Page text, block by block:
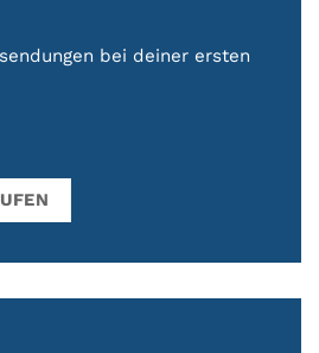
bei deiner ersten